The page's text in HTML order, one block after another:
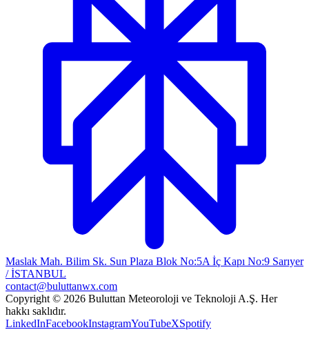
Maslak Mah. Bilim Sk. Sun Plaza Blok No:5A İç Kapı No:9 Sarıyer
/ İSTANBUL
contact@buluttanwx.com
Copyright © 2026 Buluttan Meteoroloji ve Teknoloji A.Ş. Her
hakkı saklıdır.
LinkedInFacebookInstagramYouTubeXSpotify